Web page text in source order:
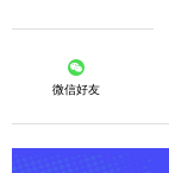
微信好友